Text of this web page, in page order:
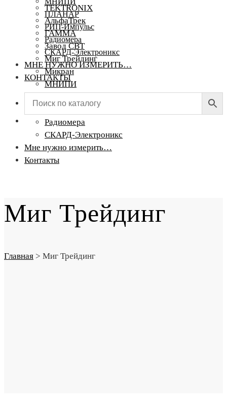
ПЛАНАР
РИП-Импульс
Радиомера
СКАРД-Электроникс
МНЕ НУЖНО ИЗМЕРИТЬ…
КОНТАКТЫ
TEKTRONIX
АльфаТрек
ГАММА
Завод СВТ
Миг Трейдинг
Микран
МНИПИ
РИП-Импульс
Радиомера
СКАРД-Электроникс
Мне нужно измерить…
Контакты
Миг Трейдинг
Главная > Миг Трейдинг